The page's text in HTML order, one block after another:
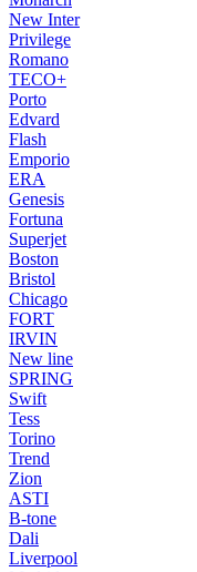
New Inter
Privilege
Romano
TECO+
Porto
Edvard
Flash
Emporio
ERA
Genesis
Fortuna
Superjet
Boston
Bristol
Chicago
FORT
IRVIN
New line
SPRING
Swift
Tess
Torino
Trend
Zion
ASTI
B-tone
Dali
Liverpool